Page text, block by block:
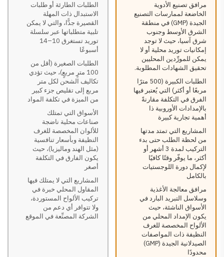
مرافق تصنيع الأدوية
الخاضعة لممارسات التصنيع
الجيدة (GMP) في منطقة
الشرق الأوسط وجنوب
شرق آسيا، حيث لا توجد
إمكانيات توريد محلية أو لا
يمكن للمورِّدين المحليين
تحقيق الشهادات المطلوبة.
الطلبات الكبيرة (500 مترًا
مربعًا أو أكثر) التي يُعتبر فيها
الفرق في التكلفة مقارنةً
بالإمدادات الأوروبية ذا
أهمية تجارية كبيرة
المشاريع التي تمتد مدتها
من لحظة الطلب حتى بدء
التركيب لمدة 3 أشهر أو
أكثر، ما يوفّر وقتًا كافيًا
لإكمال دورة اللوجستيات
بالكامل
مرافق معالجة الأغذية
وسلاسل التبريد البارد في
الأسواق الناشئة، حيث
يكون الإمداد المحلي من
الألواح المخصصة للغرف
النظيفة ذات المواصفات
الصيدلانية الجيدة (GMP)
محدودًا
الطلبات الطارئة أو طلبات
الاستبدال ذات المهلة
القصيرة جدًّا، والتي لا يمكن
تلبية متطلباتها عبر سلسلة
توريد تستغرق 10–14
أسبوعًا
الطلبات الصغيرة (أقل من
100 مترٍ مربعٍ)، حيث تؤدي
تكاليف الشحن لكل متر
مربع إلى تقليص جزء كبير
من الميزة في تكلفة المواد
الأسواق التي تمتلك
صناعات محلية ناضجة
للألوان المخصصة للغرف
النظيفة وبأسعار تنافسية
(مثل الهند وماليزيا)، حيث
يكون الفارق في التكلفة
أصغر
المشاريع التي لا يمتلك فيها
المقاول المحلي خبرة في
تركيب الألواح المستوردة،
ولا تتوافر أي دعم من
الشركة المصنِّعة في الموقع